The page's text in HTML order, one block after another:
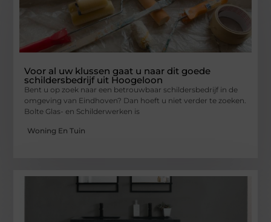
Voor al uw klussen gaat u naar dit goede
schildersbedrijf uit Hoogeloon
Bent u op zoek naar een betrouwbaar schildersbedrijf in de
omgeving van Eindhoven? Dan hoeft u niet verder te zoeken.
Bolte Glas- en Schilderwerken is
Woning En Tuin